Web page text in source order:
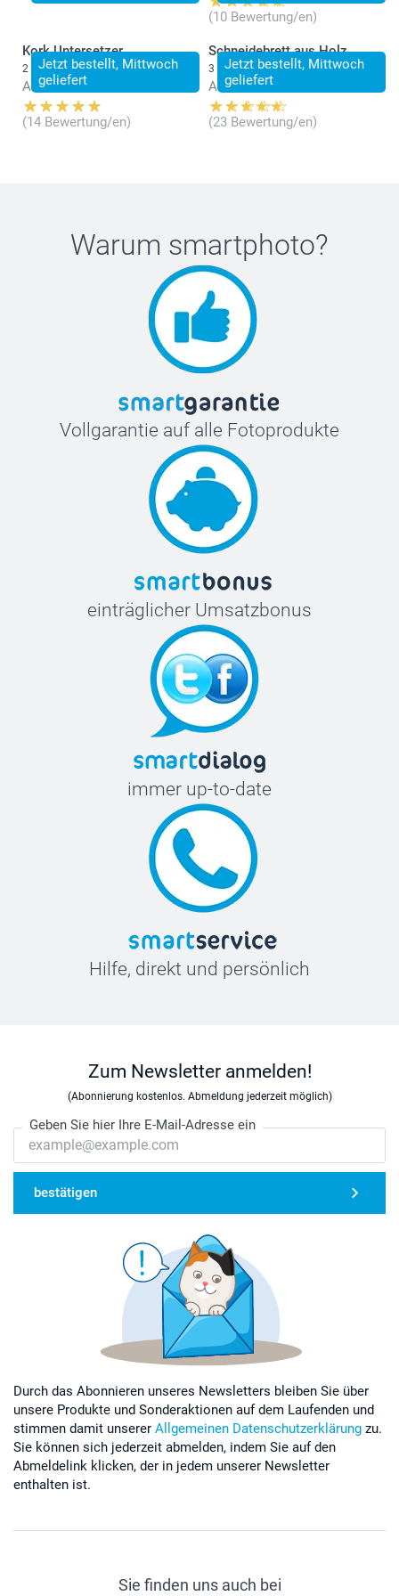
(10 Bewertung/en)
Jetzt bestellt, Mittwoch
geliefert
Kork Untersetzer
2 Varianten
Ab 31.95
(14 Bewertung/en)
Jetzt bestellt, Mittwoch
geliefert
Schneidebrett aus Holz
3 Varianten
Ab 34.95
(23 Bewertung/en)
Warum smartphoto?
Vollgarantie auf alle Fotoprodukte
einträglicher Umsatzbonus
immer up-to-date
Hilfe, direkt und persönlich
Zum Newsletter anmelden!
(Abonnierung kostenlos. Abmeldung jederzeit möglich)
Geben Sie hier Ihre E-Mail-Adresse ein
bestätigen
Durch das Abonnieren unseres Newsletters bleiben Sie über
unsere Produkte und Sonderaktionen auf dem Laufenden und
stimmen damit unserer Allgemeinen Datenschutzerklärung zu.
Sie können sich jederzeit abmelden, indem Sie auf den
Abmeldelink klicken, der in jedem unserer Newsletter
enthalten ist.
Sie finden uns auch bei